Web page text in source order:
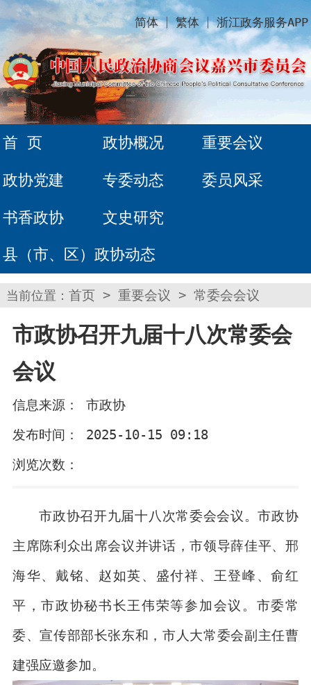
简体 繁体 浙江政务服务APP
首 页 政协概况 重要会议
政协党建 专委动态 委员风采
书香政协 文史研究
县（市、区）政协动态
当前位置： 首页 > 重要会议 > 常委会会议
市政协召开九届十八次常委会
会议
信息来源： 市政协
发布时间： 2025-10-15 09:18
浏览次数：
市政协召开九届十八次常委会会议。市政协
主席陈利众出席会议并讲话，市领导薛佳平、邢
海华、戴铭、赵如英、盛付祥、王登峰、俞红
平，市政协秘书长王伟荣等参加会议。市委常
委、宣传部部长张东和，市人大常委会副主任曹
建强应邀参加。